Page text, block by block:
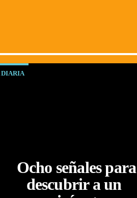
DIARIA
Ocho señales para
descubrir a un